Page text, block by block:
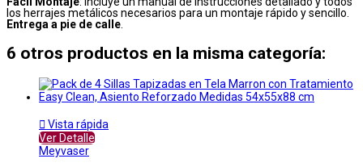
los herrajes metálicos necesarios para un montaje rápido y sencillo.
Entrega a pie de calle
6 otros productos en la misma categoría:
 Vista rápida
Ver Detalle
Meyvaser